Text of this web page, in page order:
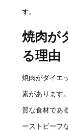
す。
焼肉が
る理由
焼肉がダイエ
素があります
質な食材であ
ーストビーフ